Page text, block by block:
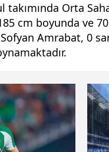
takımında Orta
cm boyunda ve
Amrabat, 0